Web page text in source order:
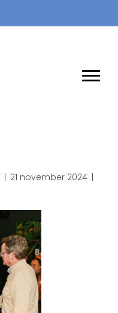
| 21 november 2024 |